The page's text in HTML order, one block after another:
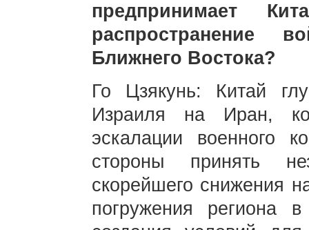
предпринимает
распространение
Ближнего Востока?
Го Цзякунь: Китай
Израиля на Иран,
эскалации военного
стороны принять
скорейшего снижения
погружения региона